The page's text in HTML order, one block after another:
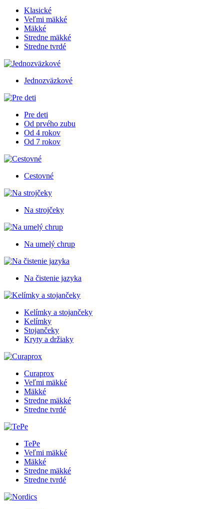
Klasické
Veľmi mäkké
Mäkké
Stredne mäkké
Stredne tvrdé
Jednozväzkové
Pre deti
Od prvého zubu
Od 4 rokov
Od 7 rokov
Cestovné
Na strojčeky
Na umelý chrup
Na čistenie jazyka
Kelímky a stojančeky
Kelímky
Stojančeky
Kryty a držiaky
Curaprox
Veľmi mäkké
Mäkké
Stredne mäkké
Stredne tvrdé
TePe
Veľmi mäkké
Mäkké
Stredne mäkké
Stredne tvrdé